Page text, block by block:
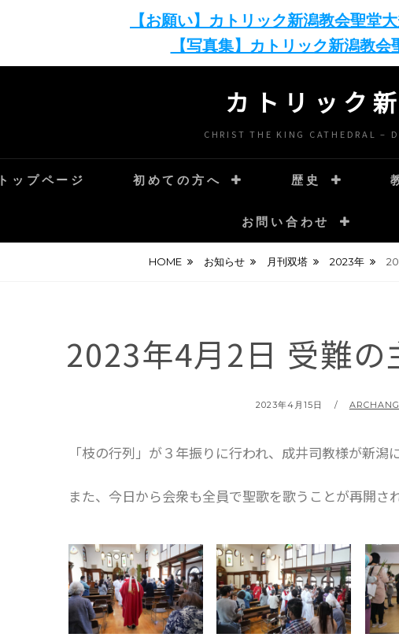
【お願い】カトリック新潟教会聖堂
【写真集】カトリック新潟教
カトリック
CHRIST THE KING CATHEDRAL –
トップページ 初めての方へ 歴史
お問い合わせ
HOME お知らせ 月刊双塔 2023年
2023年4月2日 受難の
2023年4月15日
「枝の行列」が３年振りに行われ、成井司教様が新潟
また、今日から会衆も全員で聖歌を歌うことが再開され